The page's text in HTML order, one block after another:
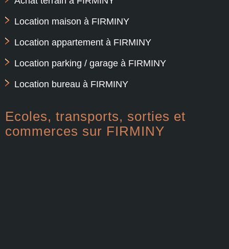
Location maison à FIRMINY
Location appartement à FIRMINY
Location parking / garage à FIRMINY
Location bureau à FIRMINY
Ecoles, transports, sorties et
commerces sur FIRMINY